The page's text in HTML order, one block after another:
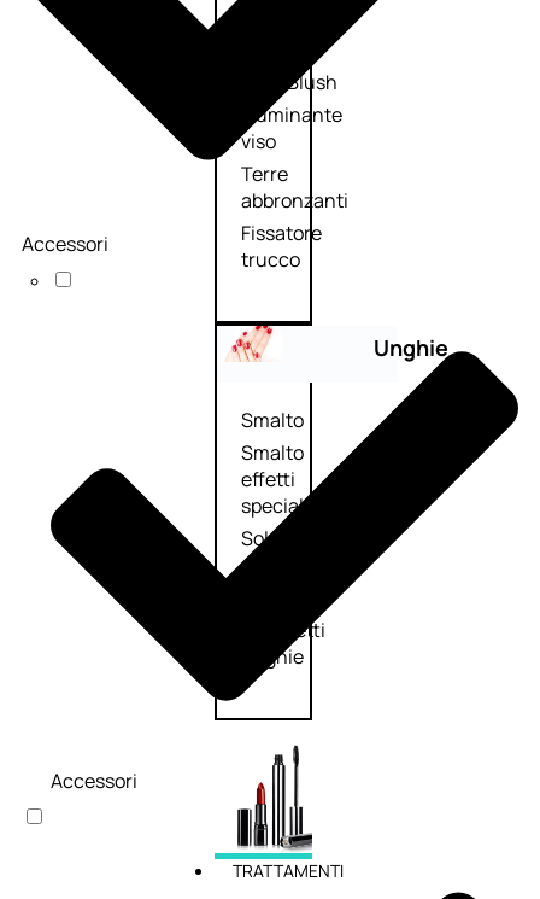
Fard/Blush
Illuminante
viso
Terre
abbronzanti
Fissatore
trucco
Unghie
Smalto
Smalto
effetti
speciali
Solvente
Trattamenti
Cofanetti
unghie
TRATTAMENTI
Accessori
Accessori